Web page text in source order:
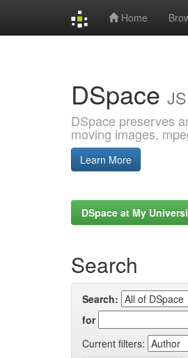
Home
DSpace
DSpace preserves
moving images,
Learn More
DSpace at My
Search
Search:
for
Current filters: